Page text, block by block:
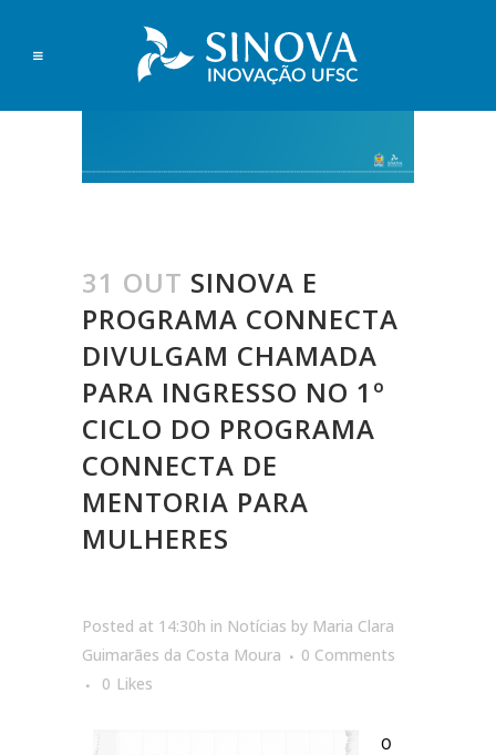
31 OUT SINOVA E
PROGRAMA CONNECTA
DIVULGAM CHAMADA
PARA INGRESSO NO 1º
CICLO DO PROGRAMA
CONNECTA DE
MENTORIA PARA
MULHERES
Posted at 14:30h in Notícias by Maria Clara
Guimarães da Costa Moura
0 Comments
0 Likes
O